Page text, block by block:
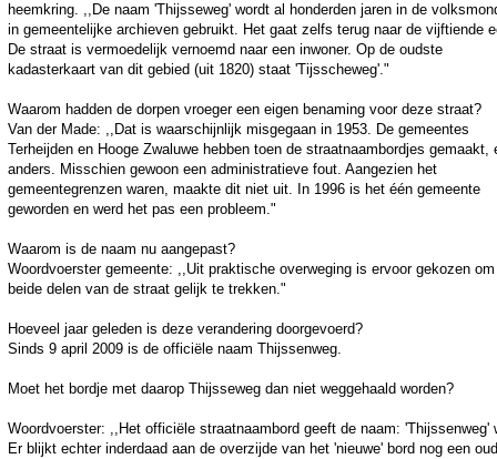
heemkring. ,,De naam 'Thijsseweg' wordt al honderden jaren in de
in gemeentelijke archieven gebruikt. Het gaat zelfs terug naar de vijftiende
De straat is vermoedelijk vernoemd naar een inwoner. Op de oudste
kadasterkaart van dit gebied (uit 1820) staat 'Tijsscheweg'."
Waarom hadden de dorpen vroeger een eigen benaming voor deze straat?
Van der Made: ,,Dat is waarschijnlijk misgegaan in 1953. De gemeentes
Terheijden en Hooge Zwaluwe hebben toen de straatnaambordjes gemaakt,
anders. Misschien gewoon een administratieve fout. Aangezien het
gemeentegrenzen waren, maakte dit niet uit. In 1996 is het één gemeente
geworden en werd het pas een probleem."
Waarom is de naam nu aangepast?
Woordvoerster gemeente: ,,Uit praktische overweging is ervoor gekozen om
beide delen van de straat gelijk te trekken."
Hoeveel jaar geleden is deze verandering doorgevoerd?
Sinds 9 april 2009 is de officiële naam Thijssenweg.
Moet het bordje met daarop Thijsseweg dan niet weggehaald worden?
Woordvoerster: ,,Het officiële straatnaambord geeft de naam: 'Thijssenweg'
Er blijkt echter inderdaad aan de overzijde van het 'nieuwe' bord nog een oud